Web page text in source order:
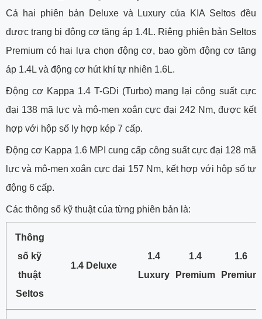
Cả hai phiên bản Deluxe và Luxury của KIA Seltos đều
được trang bị động cơ tăng áp 1.4L. Riêng phiên bản Seltos
Premium có hai lựa chọn động cơ, bao gồm động cơ tăng
áp 1.4L và động cơ hút khí tự nhiên 1.6L.
Động cơ Kappa 1.4 T-GDi (Turbo) mang lại công suất cực
đại 138 mã lực và mô-men xoắn cực đại 242 Nm, được kết
hợp với hộp số ly hợp kép 7 cấp.
Động cơ Kappa 1.6 MPI cung cấp công suất cực đại 128 mã
lực và mô-men xoắn cực đại 157 Nm, kết hợp với hộp số tự
động 6 cấp.
Các thông số kỹ thuật của từng phiên bản là:
Thông
số kỹ
thuật
Seltos
1.4 Deluxe
1.4
Luxury
1.4
Premium
1.6
Premium